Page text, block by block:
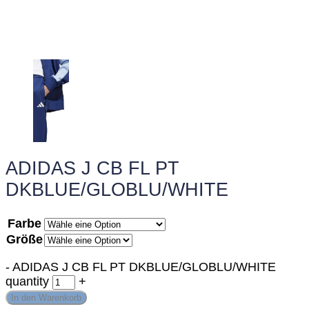
ADIDAS J CB FL PT
DKBLUE/GLOBLU/WHITE
Farbe
Größe
- ADIDAS J CB FL PT DKBLUE/GLOBLU/WHITE
quantity
+
In den Warenkorb